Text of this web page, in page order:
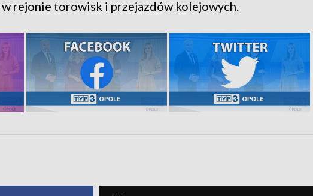
rejonie torowisk i przejazdów kolejowych.